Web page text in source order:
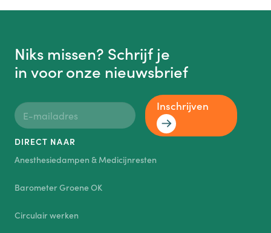
Niks missen? Schrijf je
in voor onze nieuwsbrief
Inschrijven
DIRECT NAAR
Anesthesiedampen & Medicijnresten
Barometer Groene OK
Circulair werken